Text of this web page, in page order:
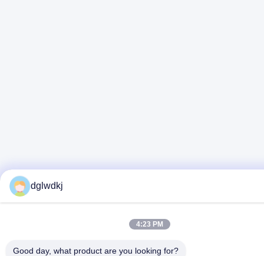
dglwdkj
4:23 PM
Good day, what product are you looking for?